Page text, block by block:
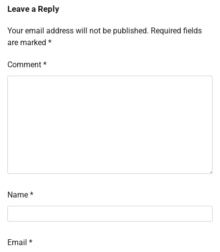
Leave a Reply
Your email address will not be published. Required fields
are marked *
Comment *
Name *
Email *